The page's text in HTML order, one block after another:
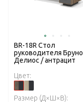
BR-18R Стол
руководителя Бруно
Делиос / антрацит
Цвет:
Размер (Д×Ш×В):